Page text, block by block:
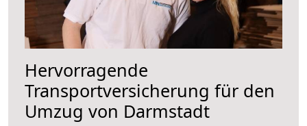
Hervorragende
Transportversicherung für den
Umzug von Darmstadt